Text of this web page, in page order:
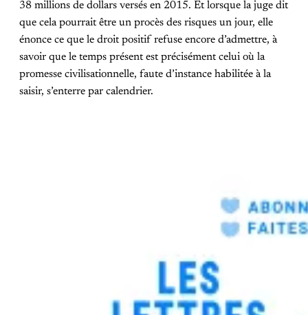
38 millions de dollars versés en 2015. Et lorsque la juge dit
que cela pourrait être un procès des risques un jour, elle
énonce ce que le droit positif refuse encore d’admettre, à
savoir que le temps présent est précisément celui où la
promesse civilisationnelle, faute d’instance habilitée à la
saisir, s’enterre par calendrier.